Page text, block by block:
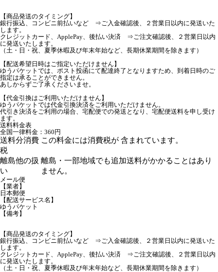
【商品発送のタイミング】
銀行振込、コンビニ前払いなど ⇒ご入金確認後、２営業日以内に発送いた
します。
クレジットカード、ApplePay、後払い決済 ⇒ご注文確認後、２営業日以内
に発送いたします。
（土・日・祝、夏季休暇及び年末年始など、長期休業期間を除きます）
【配送希望日時はご指定いただけません】
ゆうパケットでは、ポスト投函にて配達終了となりますため、到着日時のご
指定は承ることができません。
あしからずご了承くださいませ。
【代金引換はご利用いただけません】
ゆうパケットでは代金引換決済をご利用いただけません。
代引き決済をご利用の場合、宅配便での発送となり、宅配便送料を申し受け
ます。
送料料金表
全国一律料金：360円
送料分消費
税
この料金には消費税が 含まれています。
離島他の扱
い
離島・一部地域でも追加送料がかかることはあり
ません。
メール便
【業者】
日本郵便
【配送サービス名】
ゆうパケット
【備考】
【商品発送のタイミング】
銀行振込、コンビニ前払いなど ⇒ご入金確認後、２営業日以内に発送いた
します。
クレジットカード、ApplePay、後払い決済 ⇒ご注文確認後、２営業日以内
に発送いたします。
（土・日・祝、夏季休暇及び年末年始など、長期休業期間を除きます）